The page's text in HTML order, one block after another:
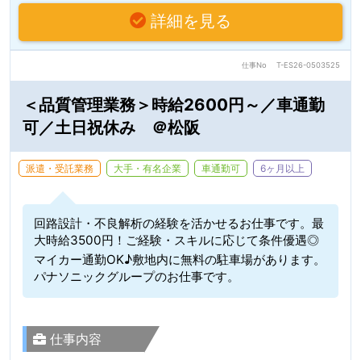
詳細を見る
仕事No T-ES26-0503525
＜品質管理業務＞時給2600円～／車通勤
可／土日祝休み ＠松阪
派遣・受託業務 大手・有名企業 車通勤可 6ヶ月以上
回路設計・不良解析の経験を活かせるお仕事です。最
大時給3500円！ご経験・スキルに応じて条件優遇◎
マイカー通勤OK♪敷地内に無料の駐車場があります。
パナソニックグループのお仕事です。
仕事内容